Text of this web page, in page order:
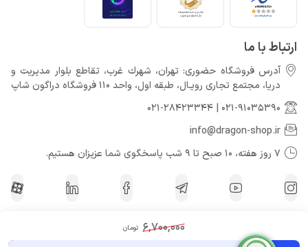
6,700,000 تومان
ارتباط با ما
آدرس فروشگاه حضوری: تهران، شهرك غرب، تقاطع بلوار مدیریت و
دريا، مجتمع تجارى رويـال، طبقه اول، واحد 110 فروشگاه دراگون شاپ
021-91035390
021-28423344
info@dragon-shop.ir
7 روز هفته، 10 صبح تا 9 شب پاسخگوی شما عزیزان هستیم.
کلیه حقوق مادی و معنوی برای دراگون شاپ محفوظ می باشد.